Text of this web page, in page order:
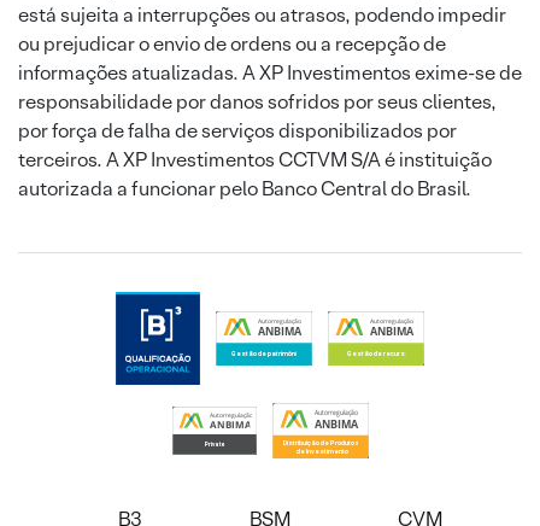
está sujeita a interrupções ou atrasos, podendo impedir
ou prejudicar o envio de ordens ou a recepção de
informações atualizadas. A XP Investimentos exime-se de
responsabilidade por danos sofridos por seus clientes,
por força de falha de serviços disponibilizados por
terceiros. A XP Investimentos CCTVM S/A é instituição
autorizada a funcionar pelo Banco Central do Brasil.
B3 BSM CVM